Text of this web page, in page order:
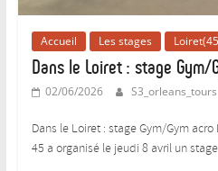
Accueil Les stages
Dans le Loiret : stage Gym/
02/06/2026 S3_orleans_tours
Dans le Loiret : stage Gym/Gym
45 a organisé le jeudi 8 avril un stage